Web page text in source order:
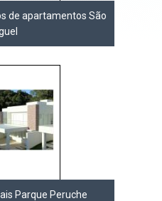
de apartamentos São
Parque Peruche